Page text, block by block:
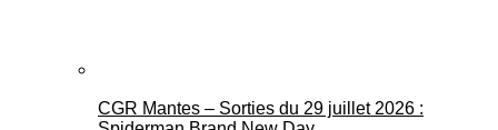
CGR Mantes – Sorties du 29 juillet 2026 :